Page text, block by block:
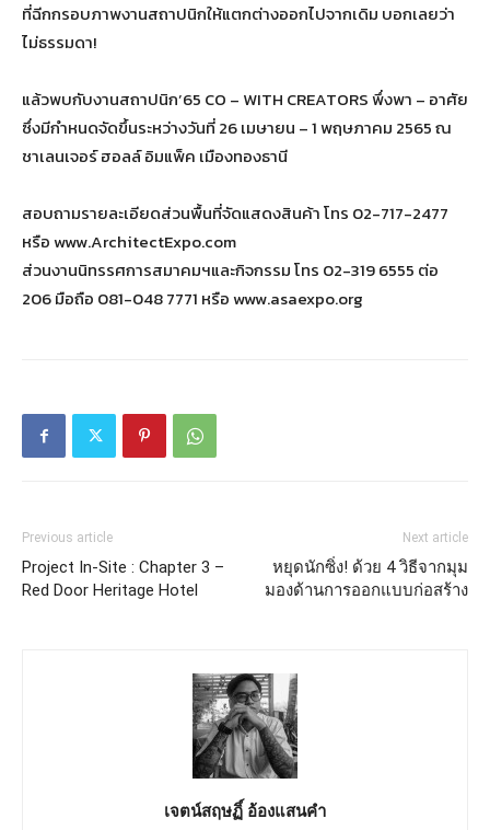
ที่ฉีกกรอบภาพงานสถาปนิกให้แตกต่างออกไปจากเดิม บอกเลยว่า
ไม่ธรรมดา!
แล้วพบกับงานสถาปนิก’65 CO – WITH CREATORS พึ่งพา – อาศัย
ซึ่งมีกำหนดจัดขึ้นระหว่างวันที่ 26 เมษายน – 1 พฤษภาคม 2565 ณ
ชาเลนเจอร์ ฮอลล์ อิมแพ็ค เมืองทองธานี
สอบถามรายละเอียดส่วนพื้นที่จัดแสดงสินค้า โทร 02-717-2477
หรือ www.ArchitectExpo.com
ส่วนงานนิทรรศการสมาคมฯและกิจกรรม โทร 02-319 6555 ต่อ
206 มือถือ 081-048 7771 หรือ www.asaexpo.org
Previous article
Project In-Site : Chapter 3 –
Red Door Heritage Hotel
Next article
หยุดนักซิ่ง! ด้วย 4 วิธีจากมุม
มองด้านการออกแบบก่อสร้าง
เจตน์สฤษฏิ์ อ้องแสนคำ